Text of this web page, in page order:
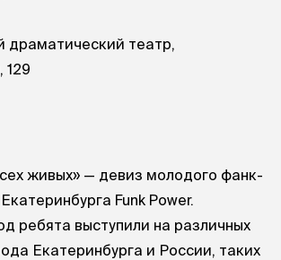
драматический театр,
129
живых» — девиз молодого фанк-
Funk Power.
ребята выступили на различных
Екатеринбурга и России, таких